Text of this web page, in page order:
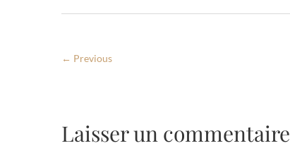
← Previous
Laisser un commentaire